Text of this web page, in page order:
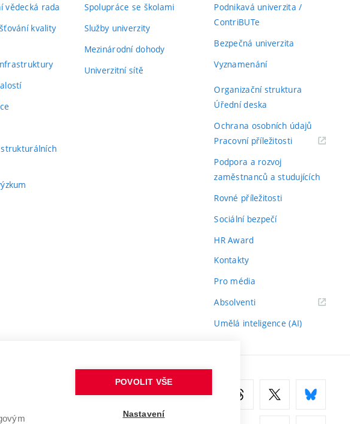
vědecká rada
kvality
Spolupráce se školami
Služby univerzity
Mezinárodní dohody
Univerzitní sítě
Podnikavá univerzita /
ContriBUTe
Bezpečná univerzita
Vyznamenání
Organizační struktura
Úřední deska
Ochrana osobních údajů
Pracovní příležitosti(externí
Podpora a rozvoj
zaměstnanců a studujících
Rovné příležitosti
Sociální bezpečí
HR Award
Kontakty
Pro média
Absolventi(externí
Umělá inteligence (AI)
POVOLIT VŠE
Nastavení